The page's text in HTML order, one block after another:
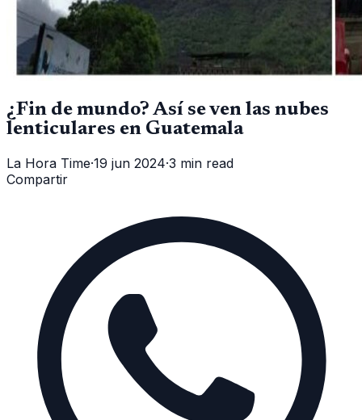
¿Fin de mundo? Así se ven las nubes
lenticulares en Guatemala
La Hora Time·19 jun 2024·3 min read
Compartir